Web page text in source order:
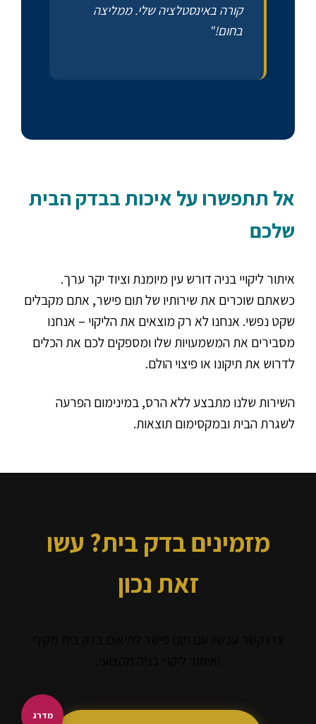
קורה באינסטלציה שלי. ממליצה
בחום!"
אל תתפשרו על איכות בבדק הבית
שלכם
איתור ליקויי בניה דורש עין מיומנת וציוד יקר ערך.
כשאתם שוכרים את שירותיו של תום פישר, אתם מקבלים
שקט נפשי. אנחנו לא רק מוצאים את הליקוי – אנחנו
מסבירים את המשמעויות שלו ומספקים לכם את הכלים
לדרוש את תיקונו או פיצוי הולם.
השירות שלנו מתבצע ללא הרס, במינימום הפרעה
לשגרת הבית ובמקסימום תוצאות.
מזמינים בדק בית? עשו
זאת נכון
מדרג